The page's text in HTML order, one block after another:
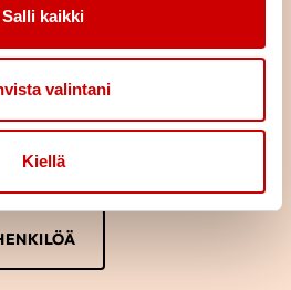
Salli kaikki
valintani
Kiellä
läheinen? Haluaisitko jutella
kokeneen kanssa?
parhaiten tukea sydänsairastunutta
jaksamaan arjessa. Kuka vaan voi